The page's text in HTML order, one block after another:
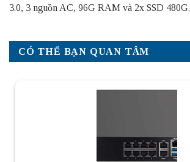
3.0, 3 nguồn AC, 96G RAM và 2x SSD 480G.
CÓ THỂ BẠN QUAN TÂM